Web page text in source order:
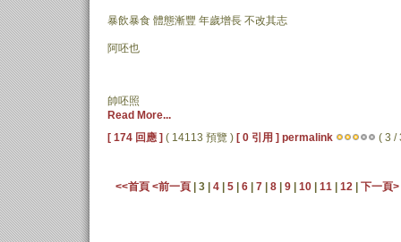
暴飲暴食 體態漸豐 年歲增長 不改其志
阿呸也
帥呸照
Read More...
[ 174 回應 ] ( 14113 預覽 ) [ 0 引用 ] permalink ( 3 /
<<首頁 <前一頁 | 3 | 4| 5| 6| 7| 8| 9| 10| 11| 12| 下一頁>